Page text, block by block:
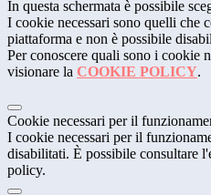
In questa schermata è possibile
I cookie necessari sono quelli che
piattaforma e non è possibile
Per conoscere quali sono i cookie
visionare la COOKIE POLICY.
Cookie necessari per il
I cookie necessari per il
disabilitati. È possibile consultare
policy.